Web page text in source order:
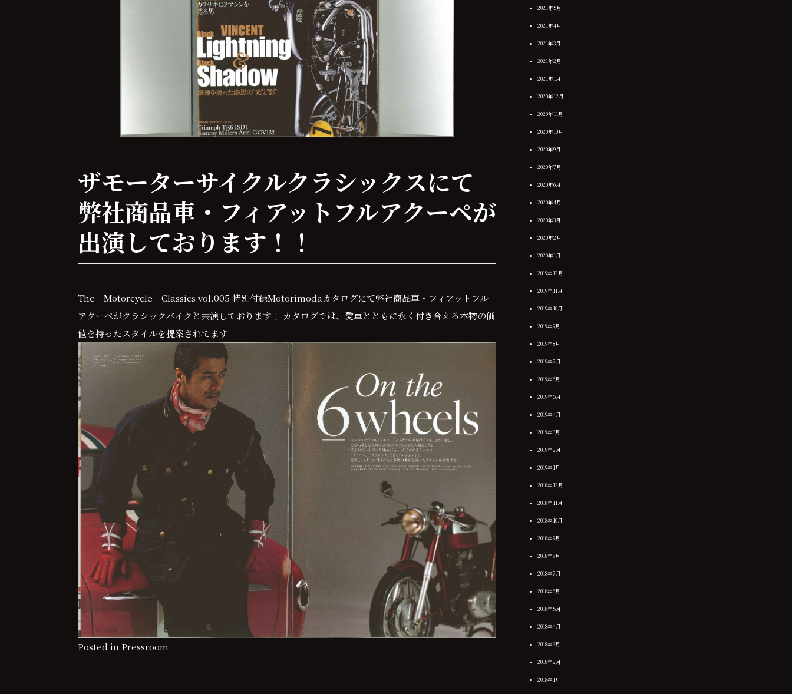
ザモーターサイクルクラシックスにて
弊社商品車・フィアットフルアクーペが
出演しております！！
The Motorcycle Classics vol.005 特別付録Motorimodaカタログにて弊社商品車・フィアットフル
アクーペがクラシックバイクと共演しております！ カタログでは、愛車とともに永く付き合える本物の価
値を持ったスタイルを提案されてます
Posted in Pressroom
2021年5月
2021年4月
2021年3月
2021年2月
2021年1月
2020年12月
2020年11月
2020年10月
2020年9月
2020年7月
2020年6月
2020年4月
2020年3月
2020年2月
2020年1月
2019年12月
2019年11月
2019年10月
2019年9月
2019年8月
2019年7月
2019年6月
2019年5月
2019年4月
2019年3月
2019年2月
2019年1月
2018年12月
2018年11月
2018年10月
2018年9月
2018年8月
2018年7月
2018年6月
2018年5月
2018年4月
2018年3月
2018年2月
2018年1月